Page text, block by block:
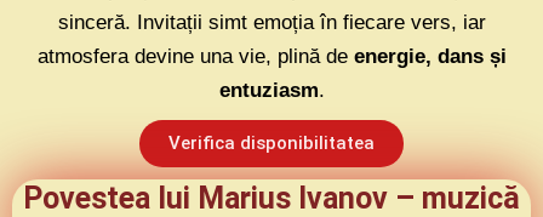
sinceră. Invitații simt emoția în fiecare vers, iar
atmosfera devine una vie, plină de energie, dans și
entuziasm.
Verifica disponibilitatea
Povestea lui Marius Ivanov – muzică